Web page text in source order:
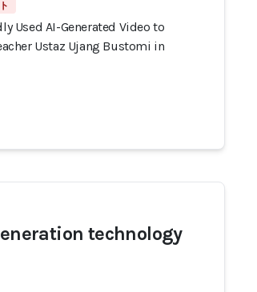
Used AI-Generated Video to
Ustaz Ujang Bustomi in
technology